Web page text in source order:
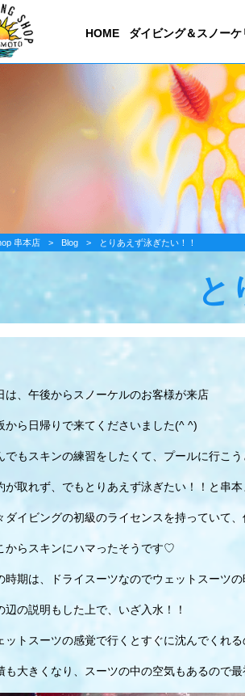
HOME ダイビング＆スノーケ
串本店 > Blog > とりあえず泳ぎたい！！
と
は、午後からスノーケルのお客様が来店
から日帰りで来てくださいました(^ ^)
でもスキンの練習をしたくて、プールに行こ
が取れず、でもとりあえず泳ぎたい！！と串
ダイビングの初級のライセンスを持っていて
からスキンにハマったそうです♡
時期は、ドライスーツなのでウェットスーツ
辺の説明もした上で、いざ入水！！
ットスーツの感覚で行くとすぐに沈んでくれ
も大きくなり、スーツの中の空気もあるので